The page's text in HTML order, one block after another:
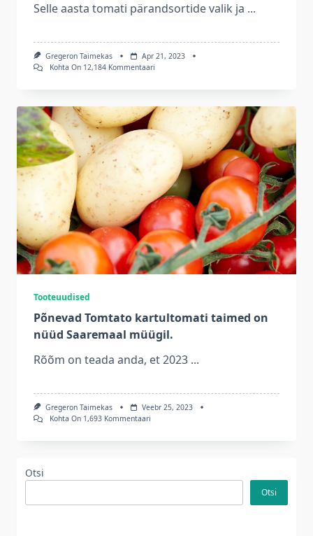
Selle aasta tomati pärandsortide valik ja ...
Gregeron Taimekas
Apr 21, 2023
Valik
Tomati
Pärandsorte
On
Tulnud
Müügile.
Kohta On 12,184 Kommentaari
Tooteuudised
Põnevad Tomtato kartultomati taimed on
nüüd Saaremaal müügil.
Rõõm on teada anda, et 2023 ...
Gregeron Taimekas
Veebr 25, 2023
Põnevad
Saaremaal
Kohta On 1,693 Kommentaari
Otsi
Otsi